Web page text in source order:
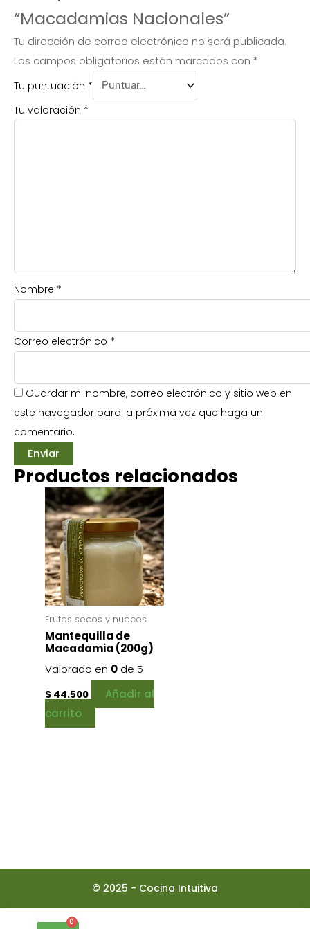
“Macadamias Nacionales”
Tu dirección de correo electrónico no será publicada.
Los campos obligatorios están marcados con *
Tu puntuación *
Tu valoración *
Nombre *
Correo electrónico *
Guardar mi nombre, correo electrónico y sitio web en
este navegador para la próxima vez que haga un
comentario.
Productos relacionados
Frutos secos y nueces
Mantequilla de
Macadamia (200g)
Valorado en 0 de 5
$ 44.500
Añadir al
carrito
© 2025 - Cocina Intuitiva
0